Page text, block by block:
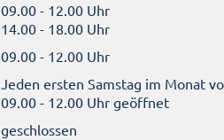
09.00 - 12.00 Uhr
14.00 - 18.00 Uhr
09.00 - 12.00 Uhr
Jeden ersten Samstag im Monat
09.00 - 12.00 Uhr geöffnet
geschlossen